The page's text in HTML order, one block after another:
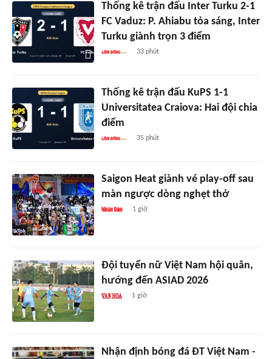
Thống kê trận đấu Inter Turku 2-1
FC Vaduz: P. Ahiabu tỏa sáng, Inter
Turku giành trọn 3 điểm
33 phút
Thống kê trận đấu KuPS 1-1
Universitatea Craiova: Hai đội chia
điểm
35 phút
Saigon Heat giành vé play-off sau
màn ngược dòng nghẹt thở
1 giờ
Đội tuyển nữ Việt Nam hội quân,
hướng đến ASIAD 2026
1 giờ
Nhận định bóng đá ĐT Việt Nam -